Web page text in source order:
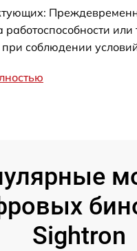
работоспособности
соблюдении
Sightron